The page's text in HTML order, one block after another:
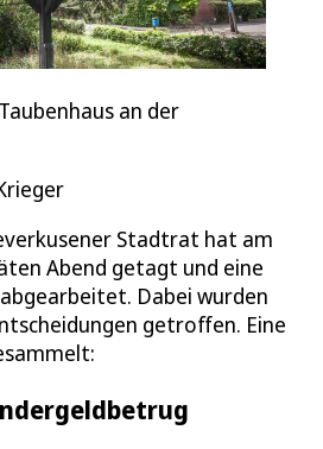
an der
Stadtrat hat am
Abend getagt und eine
Dabei wurden
getroffen. Eine